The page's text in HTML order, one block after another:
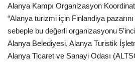
Yorumlar
Video Tanıtım
Alanya Kampı Organizasyon
“Alanya turizmi için Finlandiya
sebeple bu değerli organizasyonu
Alanya Belediyesi, Alanya Turistik
Alanya Ticaret ve Sanayi Odası